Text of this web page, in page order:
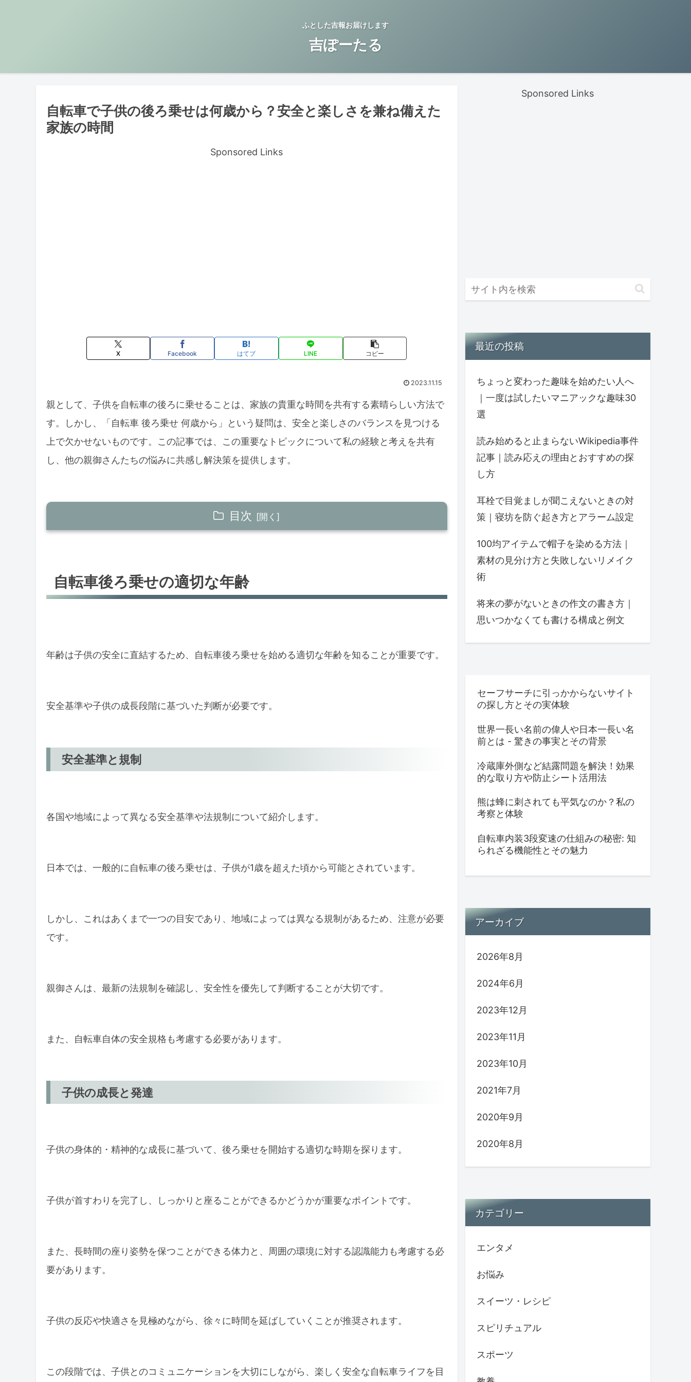
ふとした吉報お届けします
吉ぽーたる
自転車で子供の後ろ乗せは何歳から？安全と楽しさを兼ね備えた
家族の時間
Sponsored Links
X Facebook はてブ LINE コピー
2023.11.15
親として、子供を自転車の後ろに乗せることは、家族の貴重な時間を共有する素晴らしい方法で
す。しかし、「自転車 後ろ乗せ 何歳から」という疑問は、安全と楽しさのバランスを見つける
上で欠かせないものです。この記事では、この重要なトピックについて私の経験と考えを共有
し、他の親御さんたちの悩みに共感し解決策を提供します。
目次
子供の成長と発達
安全なチャイルドシートの選び方
子供とのコミュニケーション
初心者親御さんのための安全運転テクニック
バランスの取り方
地域コミュニティとの連携
自転車後ろ乗せの適切な年齢
年齢は子供の安全に直結するため、自転車後ろ乗せを始める適切な年齢を知ることが重要です。
安全基準や子供の成長段階に基づいた判断が必要です。
安全基準と規制
各国や地域によって異なる安全基準や法規制について紹介します。
日本では、一般的に自転車の後ろ乗せは、子供が1歳を超えた頃から可能とされています。
しかし、これはあくまで一つの目安であり、地域によっては異なる規制があるため、注意が必要
です。
親御さんは、最新の法規制を確認し、安全性を優先して判断することが大切です。
また、自転車自体の安全規格も考慮する必要があります。
子供の成長と発達
子供の身体的・精神的な成長に基づいて、後ろ乗せを開始する適切な時期を探ります。
子供が首すわりを完了し、しっかりと座ることができるかどうかが重要なポイントです。
また、長時間の座り姿勢を保つことができる体力と、周囲の環境に対する認識能力も考慮する必
要があります。
子供の反応や快適さを見極めながら、徐々に時間を延ばしていくことが推奨されます。
この段階では、子供とのコミュニケーションを大切にしながら、楽しく安全な自転車ライフを目
Sponsored Links
最近の投稿
ちょっと変わった趣味を始めたい人へ
｜一度は試したいマニアックな趣味30
選
読み始めると止まらないWikipedia事件
記事｜読み応えの理由とおすすめの探
し方
耳栓で目覚ましが聞こえないときの対
策｜寝坊を防ぐ起き方とアラーム設定
100均アイテムで帽子を染める方法｜
素材の見分け方と失敗しないリメイク
術
将来の夢がないときの作文の書き方｜
思いつかなくても書ける構成と例文
セーフサーチに引っかからないサイト
の探し方とその実体験
世界一長い名前の偉人や日本一長い名
前とは - 驚きの事実とその背景
冷蔵庫外側など結露問題を解決！効果
的な取り方や防止シート活用法
熊は蜂に刺されても平気なのか？私の
考察と体験
自転車内装3段変速の仕組みの秘密: 知
られざる機能性とその魅力
アーカイブ
2026年8月
2024年6月
2023年12月
2023年11月
2023年10月
2021年7月
2020年9月
2020年8月
カテゴリー
エンタメ
お悩み
スイーツ・レシピ
スピリチュアル
スポーツ